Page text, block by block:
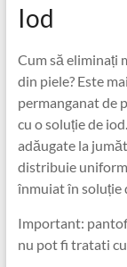
Iod
Cum să eliminați
din piele? Este
permanganat de
cu o soluție de
adăugate la
distribuie
înmuiat în soluție
Important:
nu pot fi tratati